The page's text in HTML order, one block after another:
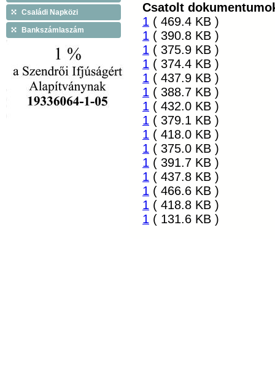
Családi Napközi
Bankszámlaszám
Csatolt
1 ( 469.4 KB )
1 ( 390.8 KB )
1 ( 375.9 KB )
1 ( 374.4 KB )
1 ( 437.9 KB )
1 ( 388.7 KB )
1 ( 432.0 KB )
1 ( 379.1 KB )
1 ( 418.0 KB )
1 ( 375.0 KB )
1 ( 391.7 KB )
1 ( 437.8 KB )
1 ( 466.6 KB )
1 ( 418.8 KB )
1 ( 131.6 KB )